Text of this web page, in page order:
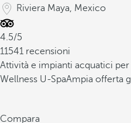
Riviera Maya, Mexico
4.5/5
11541 recensioni
Attività e impianti acquatici
Wellness U-SpaAmpia offerta
Compara